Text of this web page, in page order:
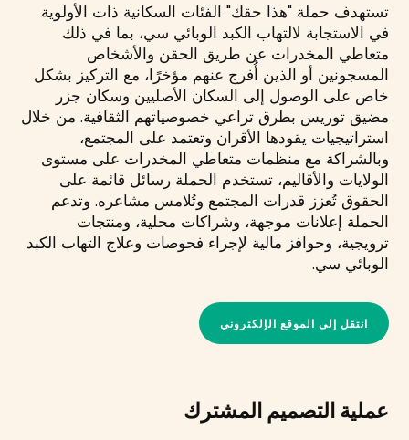
تستهدف حملة "هذا حقك" الفئات السكانية ذات الأولوية
في الاستجابة لالتهاب الكبد الوبائي سي، بما في ذلك
متعاطي المخدرات عن طريق الحقن والأشخاص
المسجونين أو الذين أُفرج عنهم مؤخرًا، مع التركيز بشكل
خاص على الوصول إلى السكان الأصليين وسكان جزر
مضيق توريس بطرق تراعي خصوصياتهم الثقافية. من خلال
استراتيجيات يقودها الأقران وتعتمد على المجتمع،
وبالشراكة مع منظمات متعاطي المخدرات على مستوى
الولايات والأقاليم، تستخدم الحملة رسائل قائمة على
الحقوق تُعزز قدرات المجتمع وتُلامس مشاعره. وتدعم
الحملة إعلانات موجهة، وشراكات محلية، ومنتجات
ترويجية، وحوافز مالية لإجراء فحوصات وعلاج التهاب الكبد
الوبائي سي.
انتقل إلى الموقع الإلكتروني
عملية التصميم المشترك